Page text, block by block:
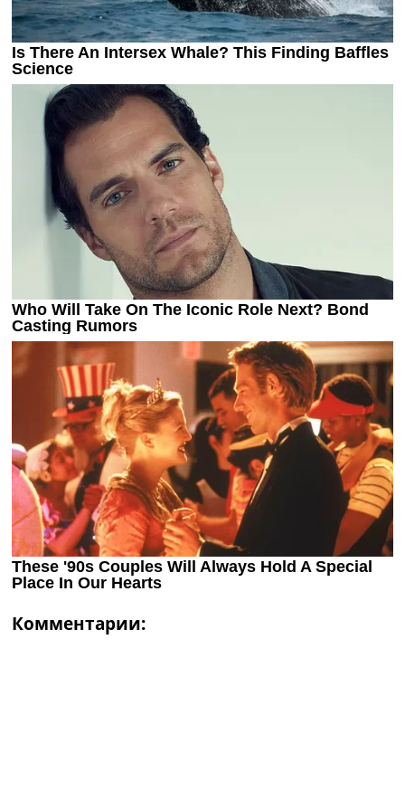
Комментарии: